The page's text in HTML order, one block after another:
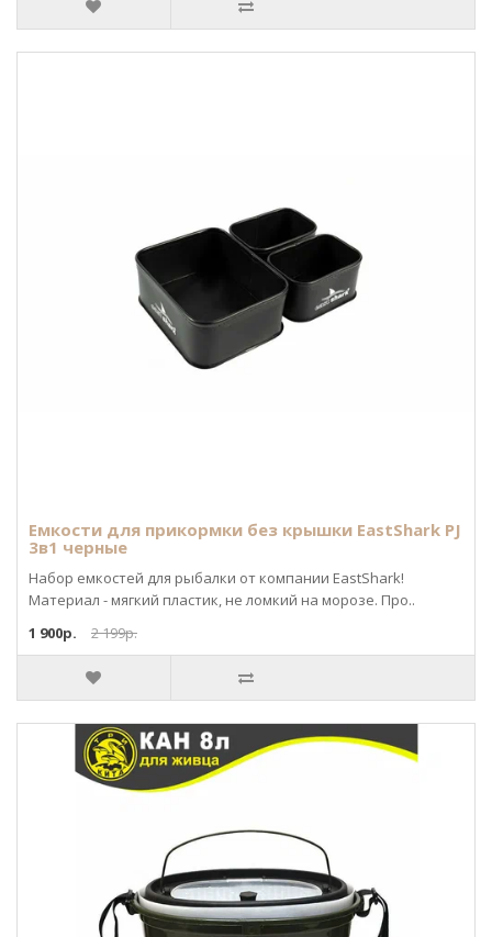
Емкости для прикормки без крышки EastShark PJ
3в1 черные
Набор емкостей для рыбалки от компании EastShark!
Материал - мягкий пластик, не ломкий на морозе. Про..
1 900р.
2 199р.